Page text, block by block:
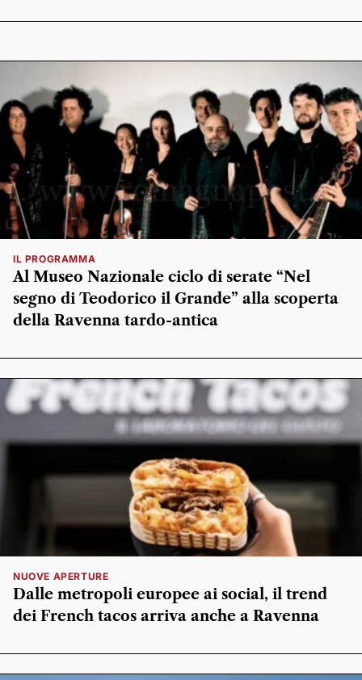
IL PROGRAMMA
Al Museo Nazionale ciclo di serate “Nel
segno di Teodorico il Grande” alla scoperta
della Ravenna tardo-antica
NUOVE APERTURE
Dalle metropoli europee ai social, il trend
dei French tacos arriva anche a Ravenna